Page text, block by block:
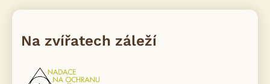
Na zvířatech záleží